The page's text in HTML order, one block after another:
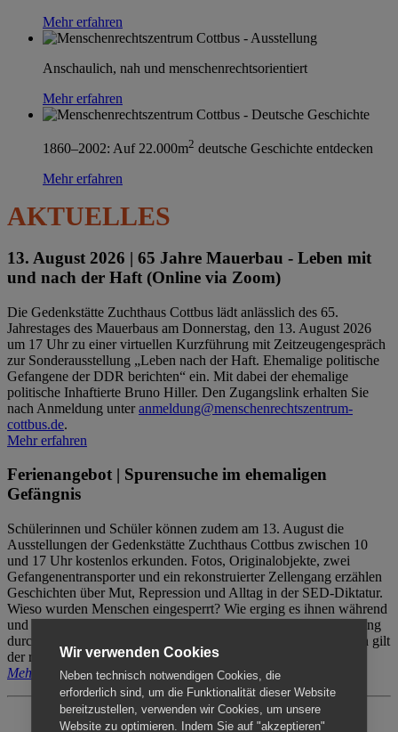
Mehr erfahren
Anschaulich, nah und menschenrechtsorientiert
Mehr erfahren
1860–2002: Auf 22.000m2 deutsche Geschichte entdecken
Mehr erfahren
AKTUELLES
13. August 2026 | 65 Jahre Mauerbau - Leben mit
und nach der Haft (Online via Zoom)
Die Gedenkstätte Zuchthaus Cottbus lädt anlässlich des 65.
Jahrestages des Mauerbaus am Donnerstag, den 13. August 2026
um 17 Uhr zu einer virtuellen Kurzführung mit Zeitzeugengespräch
zur Sonderausstellung „Leben nach der Haft. Ehemalige politische
Gefangene der DDR berichten“ ein. Mit dabei der ehemalige
politische Inhaftierte Bruno Hiller. Den Zugangslink erhalten Sie
nach Anmeldung unteranmeldung@menschenrechtszentrum-
cottbus.de.
Mehr erfahren
Ferienangebot | Spurensuche im ehemaligen
Gefängnis
Schülerinnen und Schüler können zudem am 13. August die
Ausstellungen der Gedenkstätte Zuchthaus Cottbus zwischen 10
und 17 Uhr kostenlos erkunden. Fotos, Originalobjekte, zwei
Gefangenentransporter und ein rekonstruierter Zellengang erzählen
Geschichten über Mut, Repression und Alltag in der SED-Diktatur.
Wieso wurden Menschen eingesperrt? Wie erging es ihnen während
und nach der Haft? Der Besuch erfolgt individuell ohne Betreuung
durch das Menschenrechtszentrum Cottbus. Für Begleitpersonen gilt
der reguläre Eintritt (8€ / ermäßigt 5€).
Mehr erfahren
Wir verwenden Cookies
Neben technisch notwendigen Cookies, die
erforderlich sind, um die Funktionalität dieser Website
bereitzustellen, verwenden wir Cookies, um unsere
Website zu optimieren. Indem Sie auf "akzeptieren"